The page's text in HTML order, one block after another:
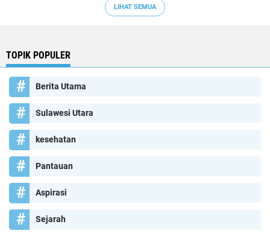
LIHAT SEMUA
TOPIK POPULER
Berita Utama
Sulawesi Utara
kesehatan
Pantauan
Aspirasi
Sejarah